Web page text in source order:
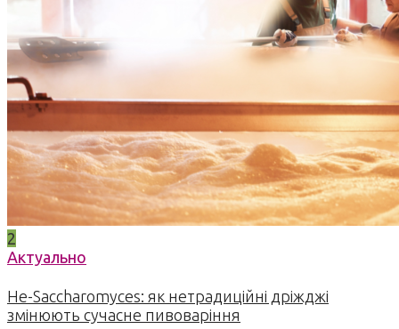
2
Актуально
Не-Saccharomyces: як нетрадиційні дріжджі
змінюють сучасне пивоваріння